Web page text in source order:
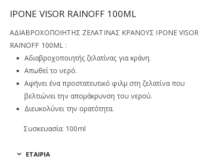
IPONE VISOR RAINOFF 100ML
ΑΔΙΑΒΡΟΧΟΠΟΙΗΤΗΣ ΖΕΛΑΤΙΝΑΣ ΚΡΑΝΟΥΣ IPONE VISOR
RAINOFF 100ML :
Αδιαβροχοποιητής ζελατίνας για κράνη.
Απωθεί το νερό.
Αφήνει ένα προστατευτικό φιλμ στη ζελατίνα που
βελτιώνει την απομάκρυνση του νερού.
Διευκολύνει την ορατότητα.
Συσκευασία: 100ml
ΕΤΑΙΡΊΑ